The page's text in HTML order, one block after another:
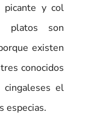
picante y col
platos son
existen
conocidos
cingaleses el
especias.